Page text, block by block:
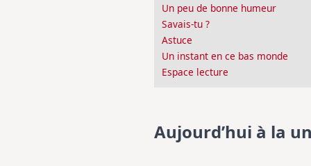
Un peu de bonne humeur
Savais-tu ?
Astuce
Un instant en ce bas monde
Espace lecture
Aujourd’hui à la